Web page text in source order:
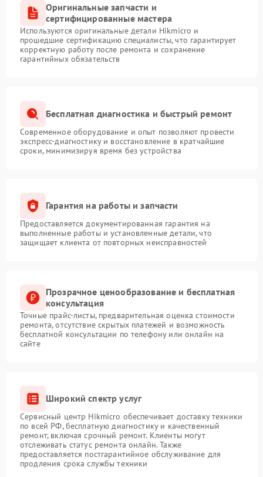
Оригинальные запчасти и
сертифицированные мастера
Используются оригинальные детали Hikmicro и
прошедшие сертификацию специалисты, что гарантирует
корректную работу после ремонта и сохранение
гарантийных обязательств
Бесплатная диагностика и быстрый ремонт
Современное оборудование и опыт позволяют провести
экспресс-диагностику и восстановление в кратчайшие
сроки, минимизируя время без устройства
Гарантия на работы и запчасти
Предоставляется документированная гарантия на
выполненные работы и установленные детали, что
защищает клиента от повторных неисправностей
Прозрачное ценообразование и бесплатная
консультация
Точные прайс-листы, предварительная оценка стоимости
ремонта, отсутствие скрытых платежей и возможность
бесплатной консультации по телефону или онлайн на
сайте
Широкий спектр услуг
Сервисный центр Hikmicro обеспечивает доставку техники
по всей РФ, бесплатную диагностику и качественный
ремонт, включая срочный ремонт. Клиенты могут
отслеживать статус ремонта онлайн. Также
предоставляется постгарантийное обслуживание для
продления срока службы техники